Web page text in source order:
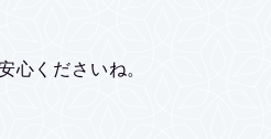
心くださいね。